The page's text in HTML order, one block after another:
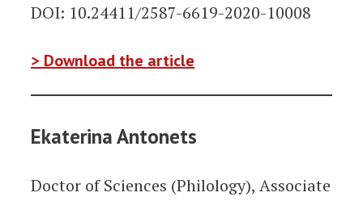
DOI: 10.24411/2587-6619-2020-10008
> Download the article
Ekaterina Antonets
Doctor of Sciences (Philology), Associate